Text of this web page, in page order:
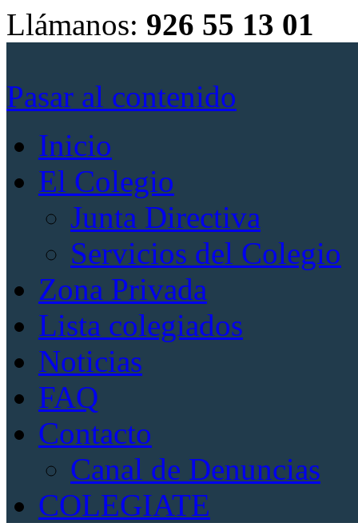
Llámanos: 926 55 13 01
Pasar al contenido
Inicio
El Colegio
Junta Directiva
Servicios del Colegio
Zona Privada
Lista colegiados
Noticias
FAQ
Contacto
Canal de Denuncias
COLEGIATE